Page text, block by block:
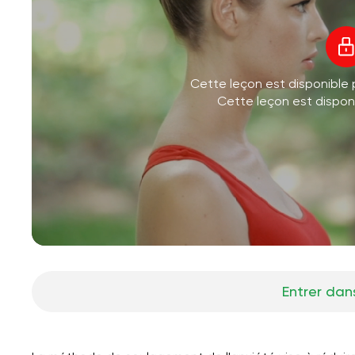
Cette leçon est disponible
Cette leçon est
Entrer